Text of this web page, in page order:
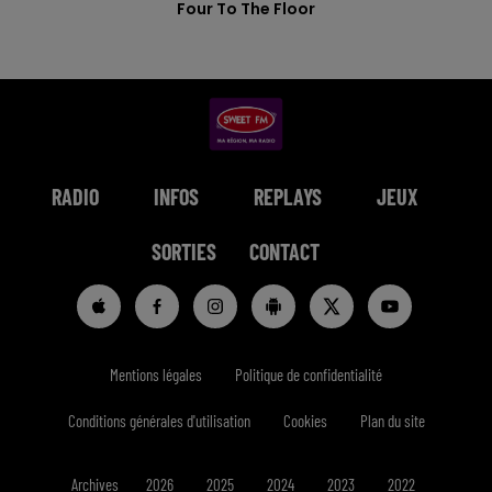
Four To The Floor
RADIO INFOS REPLAYS JEUX
SORTIES CONTACT
Mentions légales Politique de confidentialité
Conditions générales d'utilisation Cookies Plan du site
Archives 2026 2025 2024 2023 2022